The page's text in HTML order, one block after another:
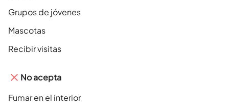
Grupos de jóvenes
Mascotas
Recibir visitas
No acepta
Fumar en el interior